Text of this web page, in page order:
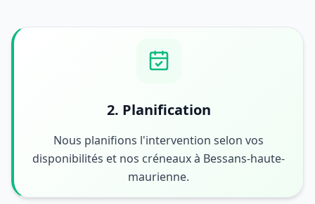
2. Planification
Nous planifions l'intervention selon vos
disponibilités et nos créneaux à Bessans-haute-
maurienne.